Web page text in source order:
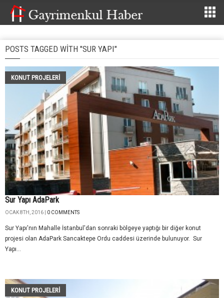
POSTS TAGGED WITH "SUR YAPI"
KONUT PROJELERI
Sur Yapı AdaPark
OCAK 8TH, 2016 | 0 COMMENTS
Sur Yapı'nın Mahalle İstanbul'dan sonraki bölgeye yaptığı bir diğer konut
projesi olan AdaPark Sancaktepe Ordu caddesi üzerinde bulunuyor. Sur
Yapı...
KONUT PROJELERI